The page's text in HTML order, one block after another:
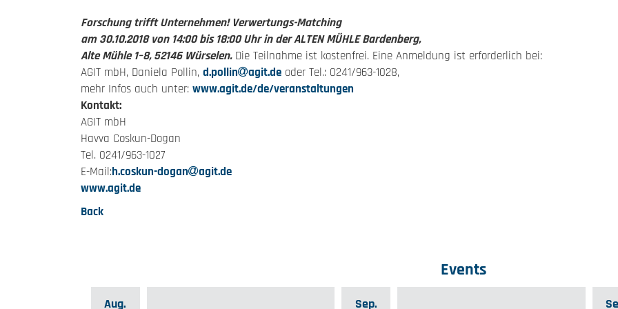
Forschung trifft Unternehmen! Verwertungs-Matching
am 30.10.2018 von 14:00 bis 18:00 Uhr in der ALTEN MÜHLE Bardenberg,
Alte Mühle 1–8, 52146 Würselen.Die Teilnahme ist kostenfrei. Eine Anmeldung ist erforderlich bei:
AGIT mbH, Daniela Pollin, d.pollin agit.de oder Tel.: 0241/963-1028,
mehr Infos auch unter: www.agit.de/de/veranstaltungen
Kontakt:
AGIT mbH
Havva Coskun-Dogan
Tel. 0241/963-1027
E-Mail:h.coskun-dogan
agit.de
www.agit.de
Back
Events
Aug. Sep.